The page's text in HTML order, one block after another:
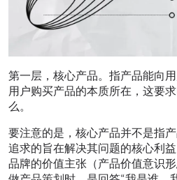
第一层，核心产品。指产品能向
用户购买产品的本质所在，这要
么。
要注意的是，核心产品并不是指
追求的旨在解决其问题的核心利
品牌的价值主张（产品价值意识